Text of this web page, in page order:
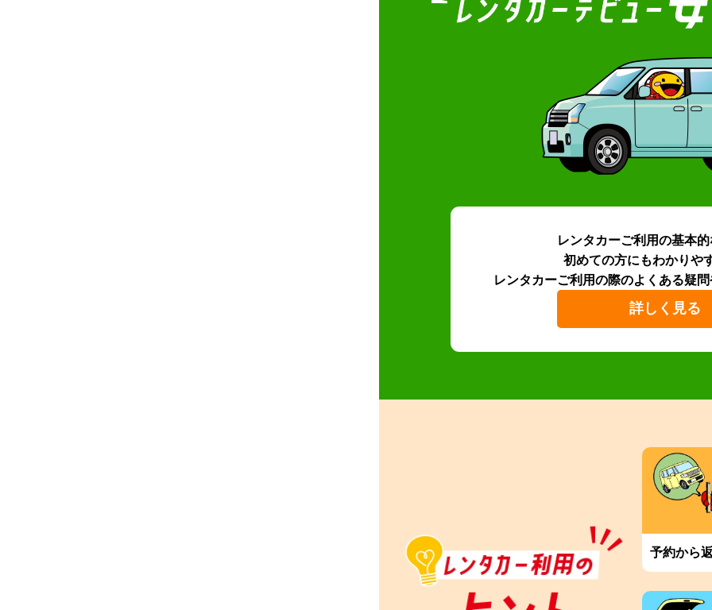
レンタカーご利用の基本
初めての方にもわかりや
レンタカーご利用の際のよくある疑問
詳しく見る
予約から